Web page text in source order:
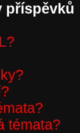
příspěvků
témata?